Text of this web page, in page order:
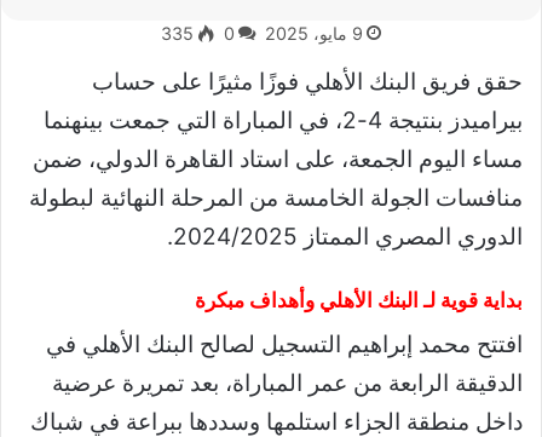
9 مايو، 2025 0
335
حقق فريق البنك الأهلي فوزًا مثيرًا على حساب
بيراميدز بنتيجة 4-2، في المباراة التي جمعت بينهنما
مساء اليوم الجمعة، على استاد القاهرة الدولي، ضمن
منافسات الجولة الخامسة من المرحلة النهائية لبطولة
الدوري المصري الممتاز 2024/2025.
بداية قوية لـ البنك الأهلي وأهداف مبكرة
افتتح محمد إبراهيم التسجيل لصالح البنك الأهلي في
الدقيقة الرابعة من عمر المباراة، بعد تمريرة عرضية
داخل منطقة الجزاء استلمها وسددها ببراعة في شباك